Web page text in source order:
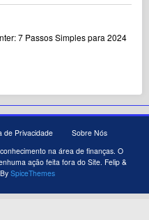
7 Passos Simples para 2024
de Privacidade
Sobre Nós
na área de finanças. O
ação feita fora do Site. Felip &
SpiceThemes